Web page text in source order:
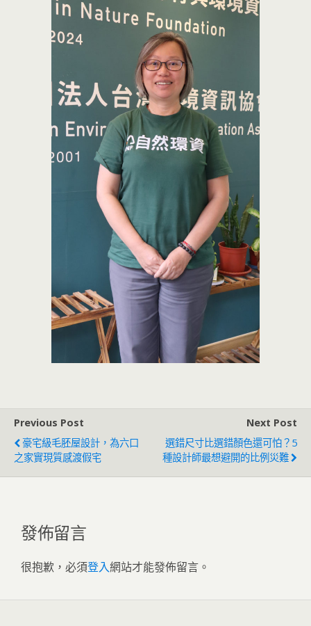
Previous Post
豪宅級毛胚屋設計，為六口
之家實現質感渡假宅
Next Post
選錯尺寸比選錯顏色還可怕？5
種設計師最想避開的比例災難
發佈留言
很抱歉，必須登入網站才能發佈留言。